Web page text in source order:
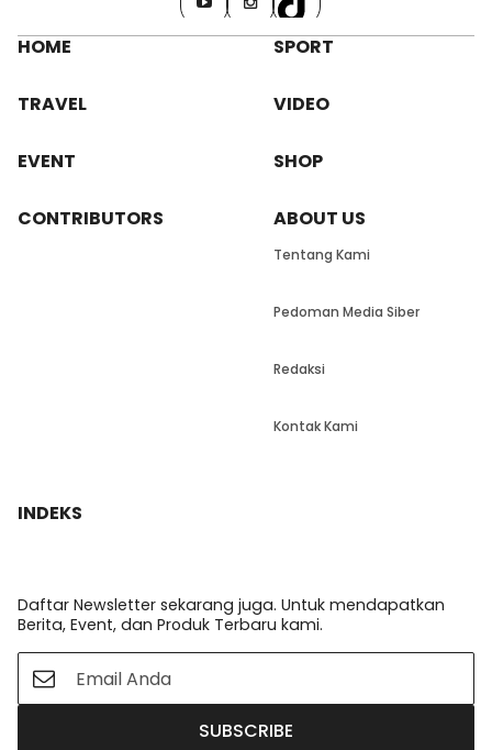
HOME SPORT
TRAVEL VIDEO
EVENT SHOP
CONTRIBUTORS ABOUT US
Tentang Kami
Pedoman Media Siber
Redaksi
Kontak Kami
INDEKS
Daftar Newsletter sekarang juga. Untuk mendapatkan
Berita, Event, dan Produk Terbaru kami.
SUBSCRIBE